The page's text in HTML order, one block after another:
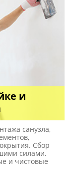
и
санузла,
Сбор
силами.
и чистовые